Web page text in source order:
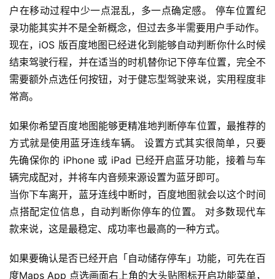
户在移动过程中少一点混乱，多一点确定感。 停车位置纪
录功能其实并不是全新概念，但过去多半需要用户手动作。
现在，iOS 版百度地图已经进化到能够自动判断你什么时候
结束驾驶行程，并在适当的时机替你记下停车位置，完全不
需要额外点选任何按钮，对于健忘型驾驶来说，实用程度非
常高。
如果你希望百度地图能够更精准地判断停车位置，最推荐的
方式就是使用蓝牙连线车辆。 设置方式其实很简单，只要
先确保你的 iPhone 或 iPad 已经开启蓝牙功能，接着与车
辆完成配对，并将车内音频来源设置为蓝牙即可。
当你下车离开，蓝牙连线中断时，百度地图就会以这个时间
点搭配定位信息，自动判断你停车的位置。 对多数现代车
款来说，这是最稳定、成功率也最高的一种方式。
如果要确认是否已经开启「自动储存停车」功能，可先在百
度Maps App 点选画面右上角的大头贴图标开启功能菜单，